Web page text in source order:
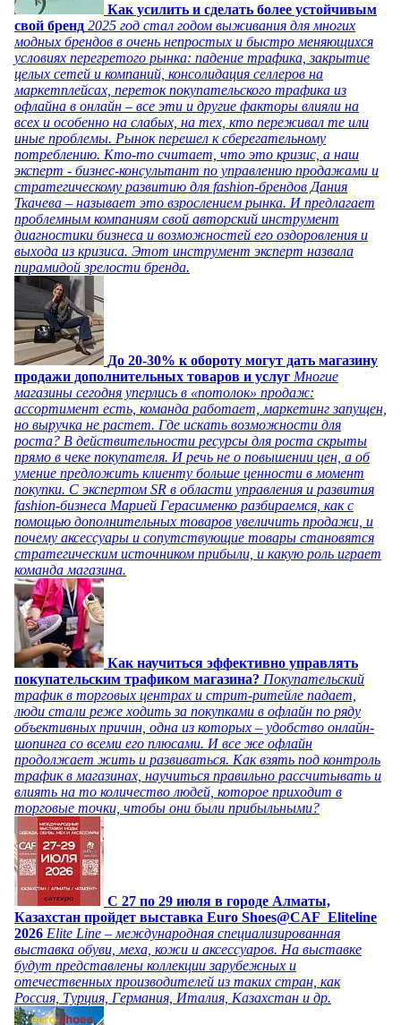
Как усилить и сделать более устойчивым
свой бренд 2025 год стал годом выживания для многих
модных брендов в очень непростых и быстро меняющихся
условиях перегретого рынка: падение трафика, закрытие
целых сетей и компаний, консолидация селлеров на
маркетплейсах, переток покупательского трафика из
офлайна в онлайн – все эти и другие факторы влияли на
всех и особенно на слабых, на тех, кто переживал те или
иные проблемы. Рынок перешел к сберегательному
потреблению. Кто-то считает, что это кризис, а наш
эксперт - бизнес-консультант по управлению продажами и
стратегическому развитию для fashion-брендов Дания
Ткачева – называет это взрослением рынка. И предлагает
проблемным компаниям свой авторский инструмент
диагностики бизнеса и возможностей его оздоровления и
выхода из кризиса. Этот инструмент эксперт назвала
пирамидой зрелости бренда.
До 20-30% к обороту могут дать магазину
продажи дополнительных товаров и услуг Многие
магазины сегодня уперлись в «потолок» продаж:
ассортимент есть, команда работает, маркетинг запущен,
но выручка не растет. Где искать возможности для
роста? В действительности ресурсы для роста скрыты
прямо в чеке покупателя. И речь не о повышении цен, а об
умение предложить клиенту больше ценности в момент
покупки. С экспертом SR в области управления и развития
fashion-бизнеса Марией Герасименко разбираемся, как с
помощью дополнительных товаров увеличить продажи, и
почему аксессуары и сопутствующие товары становятся
стратегическим источником прибыли, и какую роль играет
команда магазина.
Как научиться эффективно управлять
покупательским трафиком магазина? Покупательский
трафик в торговых центрах и стрит-ритейле падает,
люди стали реже ходить за покупками в офлайн по ряду
объективных причин, одна из которых – удобство онлайн-
шопинга со всеми его плюсами. И все же офлайн
продолжает жить и развиваться. Как взять под контроль
трафик в магазинах, научиться правильно рассчитывать и
влиять на то количество людей, которое приходит в
торговые точки, чтобы они были прибыльными?
C 27 по 29 июля в городе Алматы,
Казахстан пройдет выставка Euro Shoes@CAF_Eliteline
2026 Elite Line – международная специализированная
выставка обуви, меха, кожи и аксессуаров. На выставке
будут представлены коллекции зарубежных и
отечественных производителей из таких стран, как
Россия, Турция, Германия, Италия, Казахстан и др.